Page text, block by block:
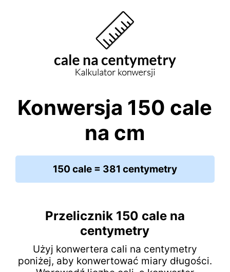
Konwersja 150 cale
na cm
150 cale = 381 centymetry
Przelicznik 150 cale na
centymetry
Użyj konwertera cali na centymetry
poniżej, aby konwertować miary długości.